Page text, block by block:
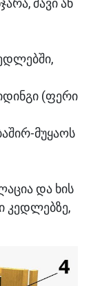
(ფერი
მუყაოს
და ხის
კედლებზე,